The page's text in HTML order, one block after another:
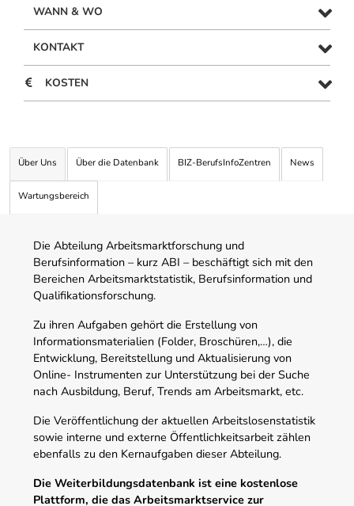
WANN & WO
KONTAKT
KOSTEN
Über Uns Über die Datenbank BIZ-BerufsInfoZentren News
Wartungsbereich
Die Abteilung Arbeitsmarktforschung und
Berufsinformation – kurz ABI – beschäftigt sich mit den
Bereichen Arbeitsmarktstatistik, Berufsinformation und
Qualifikationsforschung.
Zu ihren Aufgaben gehört die Erstellung von
Informationsmaterialien (Folder, Broschüren,…), die
Entwicklung, Bereitstellung und Aktualisierung von
Online- Instrumenten zur Unterstützung bei der Suche
nach Ausbildung, Beruf, Trends am Arbeitsmarkt, etc.
Die Veröffentlichung der aktuellen Arbeitslosenstatistik
sowie interne und externe Öffentlichkeitsarbeit zählen
ebenfalls zu den Kernaufgaben dieser Abteilung.
Die Weiterbildungsdatenbank ist eine kostenlose
Plattform, die das Arbeitsmarktservice zur